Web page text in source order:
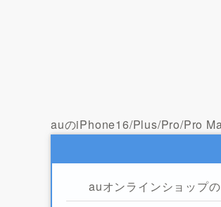
auのiPhone16/Plus/Pro/Pro
auオンラインショップ